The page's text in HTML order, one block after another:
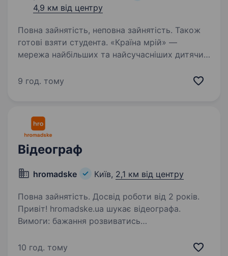
4,9 км від центру
Повна зайнятість, неповна зайнятість. Також
готові взяти студента. «Країна мрій» —
мережа найбільших та найсучасніших дитячих
місією якої є — «Щасливі діти — успішна
9 год. тому
Відеограф
hromadske Київ, 2,1 км від центру
Повна зайнятість. Досвід роботи від 2 років.
Привіт! hromadske.ua шукає відеографа.
Вимоги: бажання розвиватись
готовність до частих відряджень
10 год. тому